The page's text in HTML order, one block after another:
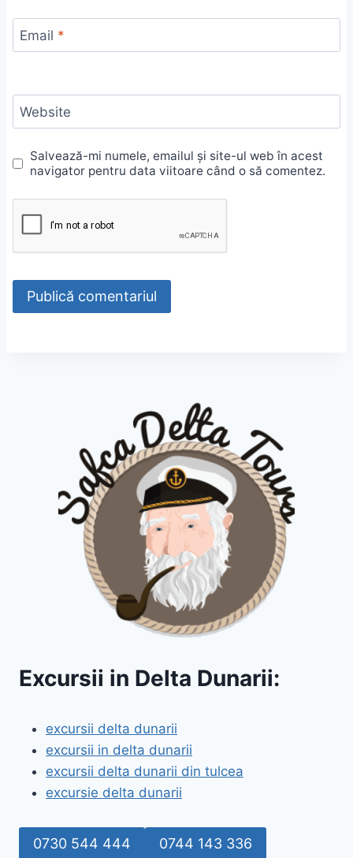
Email *
Website
Salvează-mi numele, emailul și site-ul web în acest
navigator pentru data viitoare când o să comentez.
Excursii in Delta Dunarii:
excursii delta dunarii
excursii in delta dunarii
excursii delta dunarii din tulcea
excursie delta dunarii
0730 544 444 0744 143 336